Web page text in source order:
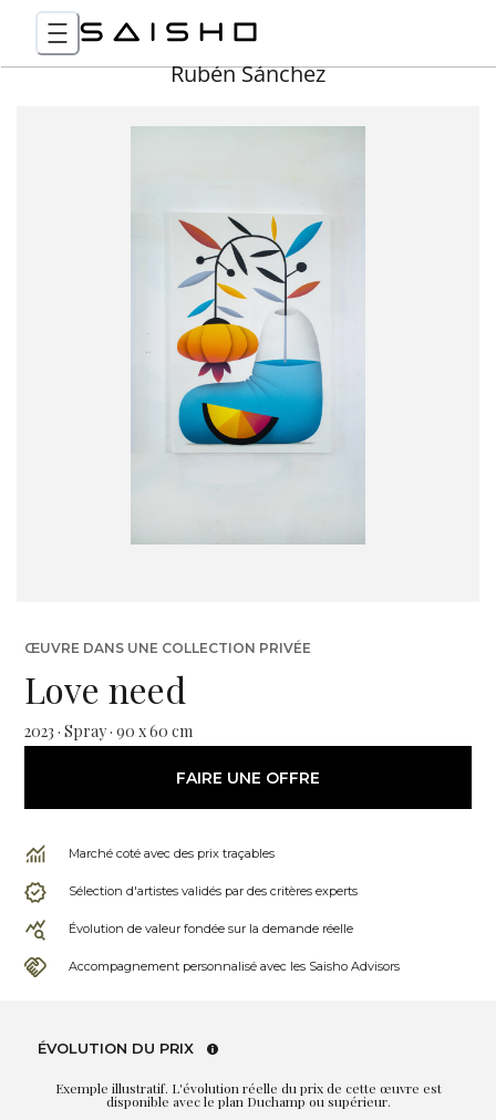
Rubén Sánchez
ŒUVRE DANS UNE COLLECTION PRIVÉE
Love need
2023 · Spray · 90 x 60 cm
FAIRE UNE OFFRE
Marché coté avec des prix traçables
Sélection d'artistes validés par des critères experts
Évolution de valeur fondée sur la demande réelle
Accompagnement personnalisé avec les Saisho Advisors
ÉVOLUTION DU PRIX
Exemple illustratif. L'évolution réelle du prix de cette œuvre est
disponible avec le plan Duchamp ou supérieur.